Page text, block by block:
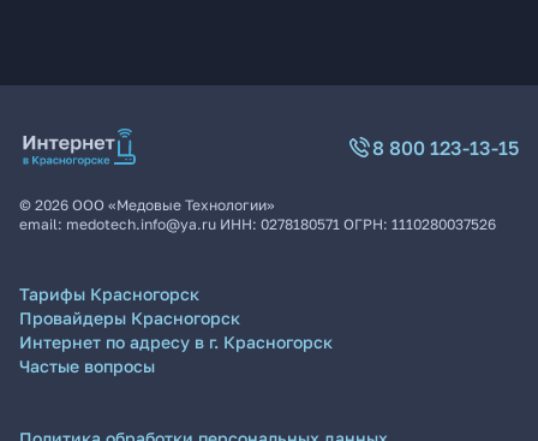
8 800 123-13-15
© 2026 ООО «Медовые Технологии»
email: medotech.info@ya.ru ИНН: 0278180571 ОГРН: 1110280037526
Тарифы Красногорск
Провайдеры Красногорск
Интернет по адресу в г. Красногорск
Частые вопросы